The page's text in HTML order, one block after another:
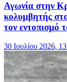
Αγωνία στην
κολυμβητής
τον εντοπισμό
30 Ιουλίου 2026,